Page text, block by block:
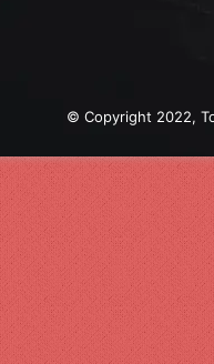
© Copyright 2022,